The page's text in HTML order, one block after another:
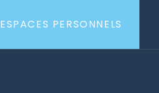
ESPACES PERSONNELS